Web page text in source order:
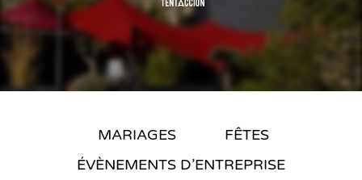
MARIAGES
FÊTES
ÉVÈNEMENTS D’ENTREPRISE